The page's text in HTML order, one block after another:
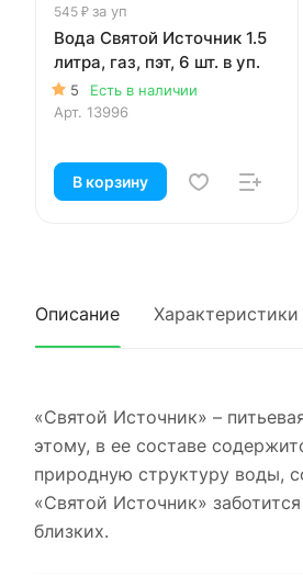
545 ₽ за уп
Вода Святой Источник 1.5
литра, газ, пэт, 6 шт. в уп.
5
Есть в наличии
Арт. 13996
В корзину
Описание Характеристики
«Святой Источник» –
этому, в ее составе
природную структуру
«Святой Источник»
близких.